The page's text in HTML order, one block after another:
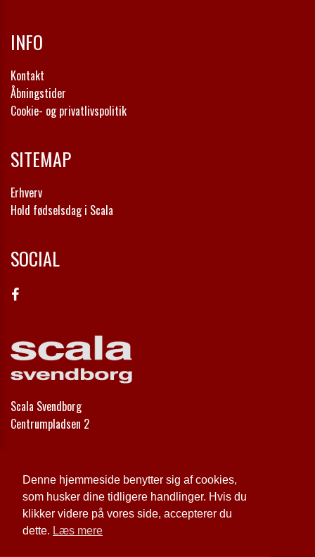
Denne hjemmeside benytter sig af cookies,
som husker dine tidligere handlinger. Hvis du
klikker videre på vores side, accepterer du
dette. Læs mere
INFO
Kontakt
Åbningstider
Cookie- og privatlivspolitik
SITEMAP
Erhverv
Hold fødselsdag i Scala
SOCIAL
Scala Svendborg
Centrumpladsen 2
Email: info@scala-svendborg.dk
Cookie- og privatlivspolitik